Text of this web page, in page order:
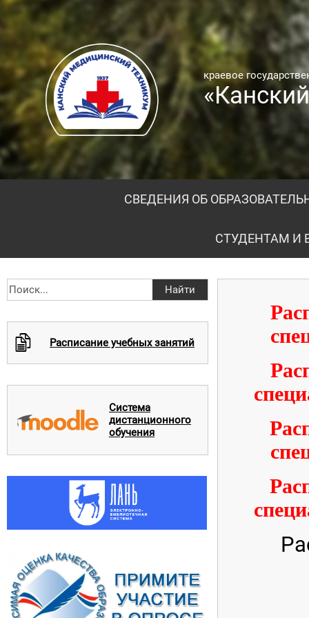
краевое
СВЕДЕНИЯ ОБ
СТУДЕНТАМ И
c Расписание учебных занятий
Система
дистанционного
обучения